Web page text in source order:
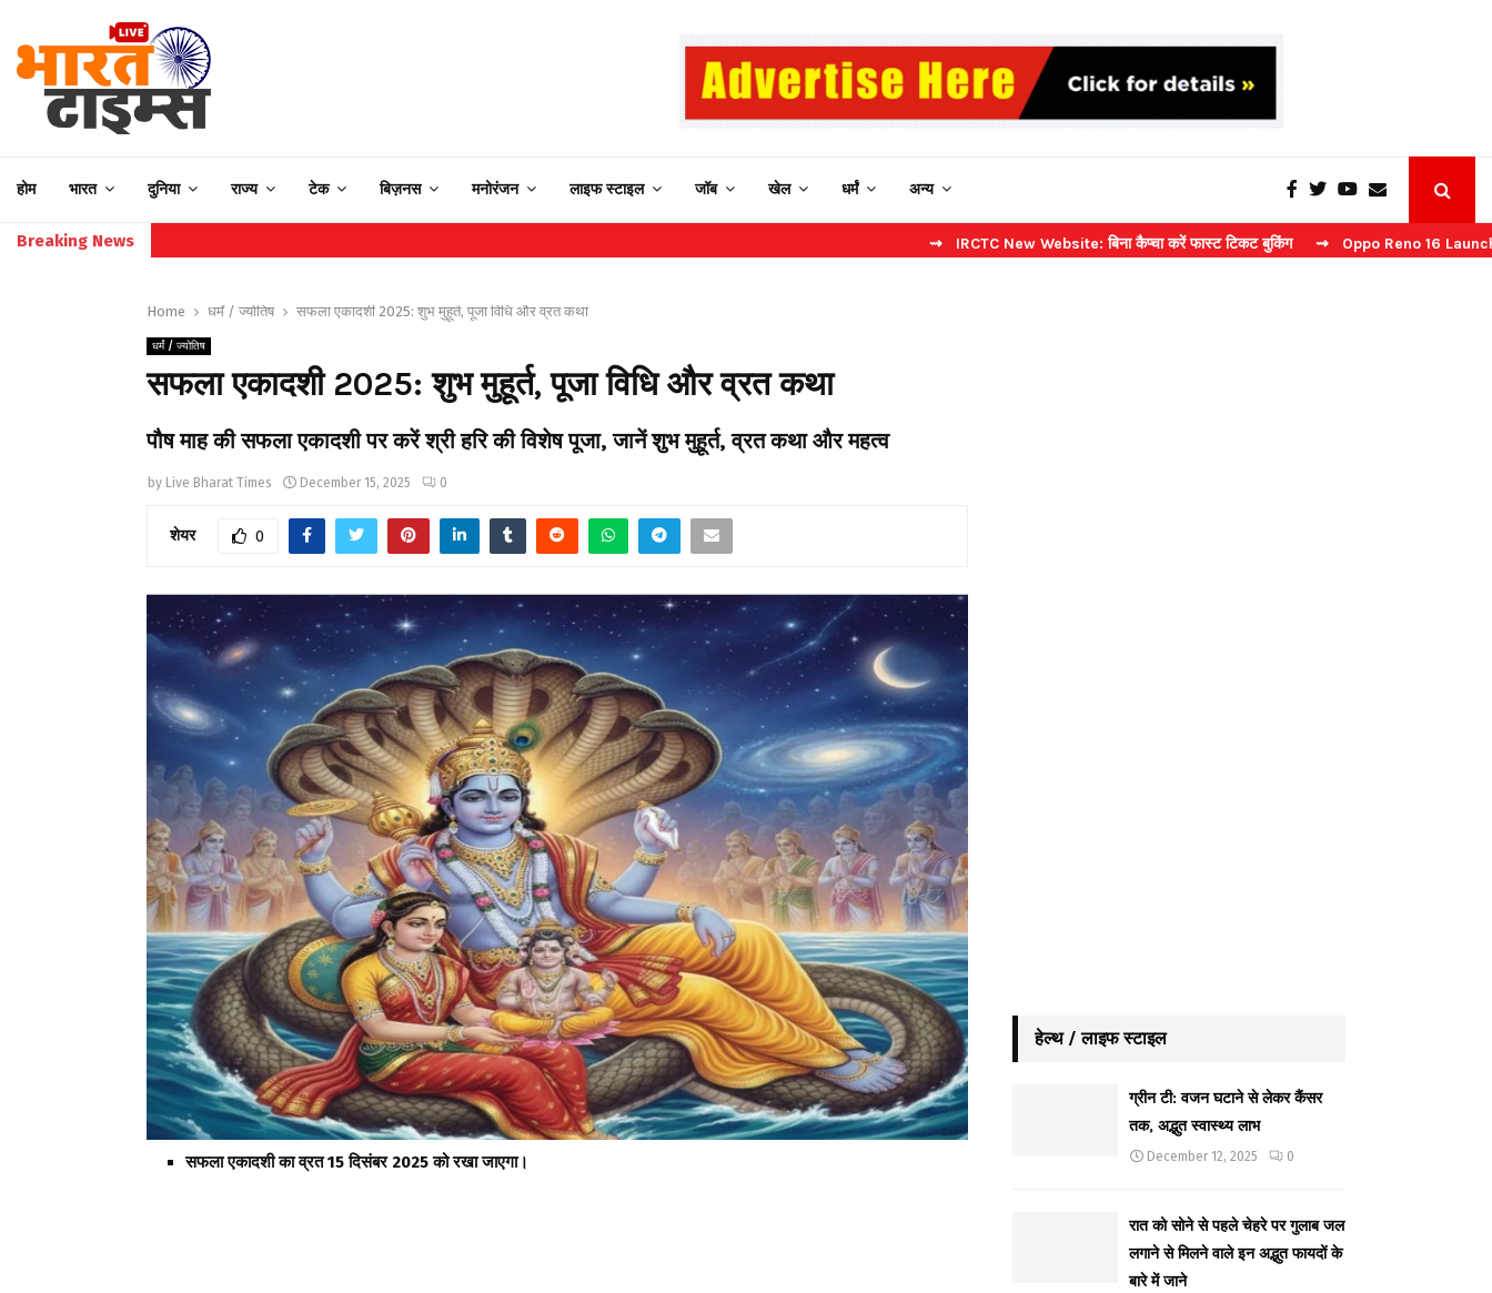
होम भारत दुनिया राज्य टेक बिज़नस मनोरंजन लाइफ स्टाइल जॉब खेल धर्मं अन्य
Breaking News ⇝ IRCTC New Website: बिना कैप्चा करें फास्ट टिकट बुकिंग ⇝ Oppo Reno 16 Launch: 2 जुलाई को
Home धर्मं / ज्योतिष सफला एकादशी 2025: शुभ मुहूर्त, पूजा विधि और व्रत कथा
धर्मं / ज्योतिष
सफला एकादशी 2025: शुभ मुहूर्त, पूजा विधि और व्रत कथा
पौष माह की सफला एकादशी पर करें श्री हरि की विशेष पूजा, जानें शुभ मुहूर्त, व्रत कथा और महत्व
by Live Bharat Times December 15, 2025 0
शेयर 0
सफला एकादशी का व्रत 15 दिसंबर 2025 को रखा जाएगा।
हेल्थ / लाइफ स्टाइल
ग्रीन टी: वजन घटाने से लेकर कैंसर
तक, अद्भुत स्वास्थ्य लाभ
December 12, 2025 0
रात को सोने से पहले चेहरे पर गुलाब जल
लगाने से मिलने वाले इन अद्भुत फायदों के
बारे में जाने